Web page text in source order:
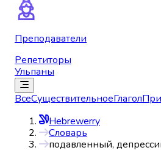
Преподаватели
Репетиторы
Ульпаны
ВсеСуществительноеГлагол
Hebrewerry
Словарь
подавленный,